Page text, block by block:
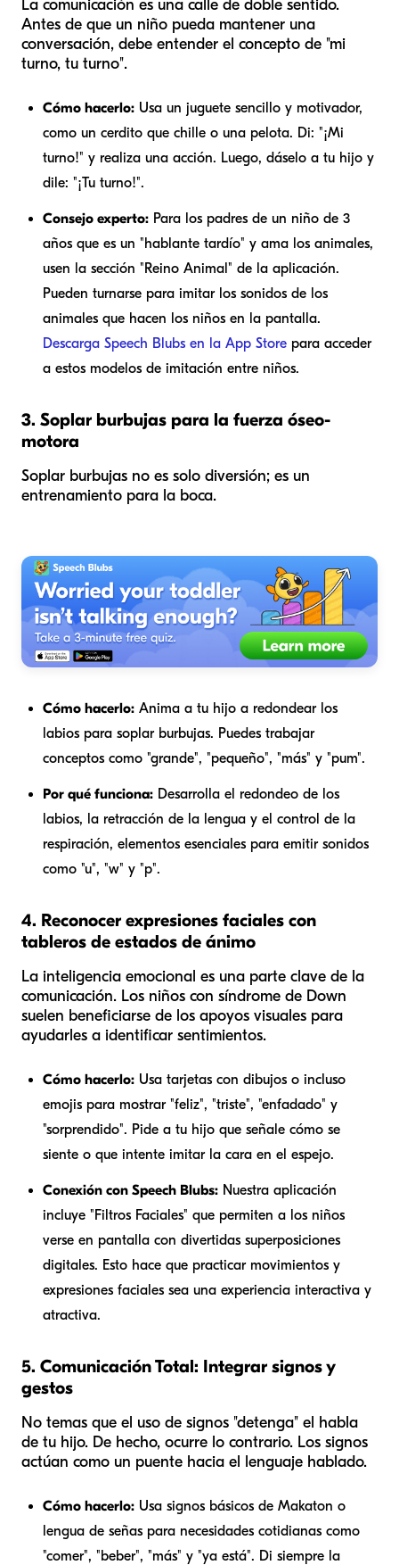
La comunicación es una calle de doble sentido.
Antes de que un niño pueda mantener una
conversación, debe entender el concepto de "mi
turno, tu turno".
Cómo hacerlo: Usa un juguete sencillo y motivador,
como un cerdito que chille o una pelota. Di: "¡Mi
turno!" y realiza una acción. Luego, dáselo a tu hijo y
dile: "¡Tu turno!".
Consejo experto: Para los padres de un niño de 3
años que es un "hablante tardío" y ama los animales,
usen la sección "Reino Animal" de la aplicación.
Pueden turnarse para imitar los sonidos de los
animales que hacen los niños en la pantalla.
Descarga Speech Blubs en la App Store para acceder
a estos modelos de imitación entre niños.
3. Soplar burbujas para la fuerza óseo-
motora
Soplar burbujas no es solo diversión; es un
entrenamiento para la boca.
Cómo hacerlo: Anima a tu hijo a redondear los
labios para soplar burbujas. Puedes trabajar
conceptos como "grande", "pequeño", "más" y "pum".
Por qué funciona: Desarrolla el redondeo de los
labios, la retracción de la lengua y el control de la
respiración, elementos esenciales para emitir sonidos
como "u", "w" y "p".
4. Reconocer expresiones faciales con
tableros de estados de ánimo
La inteligencia emocional es una parte clave de la
comunicación. Los niños con síndrome de Down
suelen beneficiarse de los apoyos visuales para
ayudarles a identificar sentimientos.
Cómo hacerlo: Usa tarjetas con dibujos o incluso
emojis para mostrar "feliz", "triste", "enfadado" y
"sorprendido". Pide a tu hijo que señale cómo se
siente o que intente imitar la cara en el espejo.
Conexión con Speech Blubs: Nuestra aplicación
incluye "Filtros Faciales" que permiten a los niños
verse en pantalla con divertidas superposiciones
digitales. Esto hace que practicar movimientos y
expresiones faciales sea una experiencia interactiva y
atractiva.
5. Comunicación Total: Integrar signos y
gestos
No temas que el uso de signos "detenga" el habla
de tu hijo. De hecho, ocurre lo contrario. Los signos
actúan como un puente hacia el lenguaje hablado.
Cómo hacerlo: Usa signos básicos de Makaton o
lengua de señas para necesidades cotidianas como
"comer", "beber", "más" y "ya está". Di siempre la